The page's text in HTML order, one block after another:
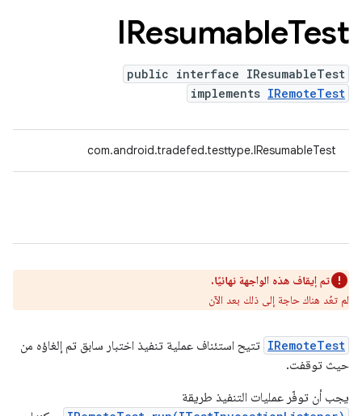
IResumableTest
public interface IResumableTest
implements IRemoteTest
com.android.tradefed.testtype.IResumableTest
تم إيقاف هذه الواجهة نهائيًا.
لم تعُد هناك حاجة إلى ذلك بعد الآن
IRemoteTest تتيح استئناف عملية تنفيذ اختبار سابق تم إلغاؤه من
حيث توقفت.
يجب أن توفّر عمليات التنفيذ طريقة